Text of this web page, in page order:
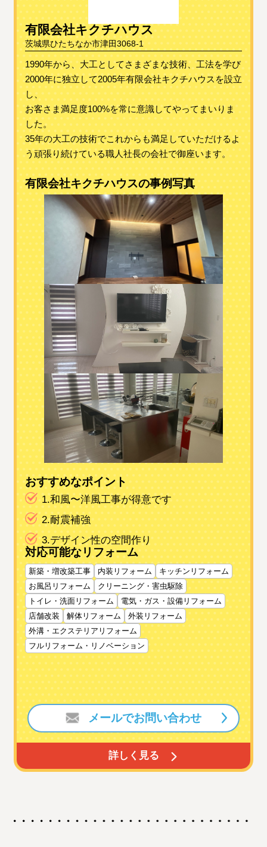
有限会社キクチハウス
茨城県ひたちなか市津田3068-1
1990年から、大工としてさまざまな技術、工法を学び
2000年に独立して2005年有限会社キクチハウスを設立
し、
お客さま満足度100%を常に意識してやってまいりま
した。
35年の大工の技術でこれからも満足していただけるよ
う頑張り続けている職人社長の会社で御座います。
有限会社キクチハウスの事例写真
おすすめなポイント
1.和風〜洋風工事が得意です
2.耐震補強
3.デザイン性の空間作り
対応可能なリフォーム
新築・増改築工事 内装リフォーム
キッチンリフォーム
お風呂リフォーム
クリーニング・害虫駆除
トイレ・洗面リフォーム
電気・ガス・設備リフォーム
店舗改装
解体リフォーム
外装リフォーム
外溝・エクステリアリフォーム
フルリフォーム・リノベーション
詳しく見る
メールでお問い合わせ